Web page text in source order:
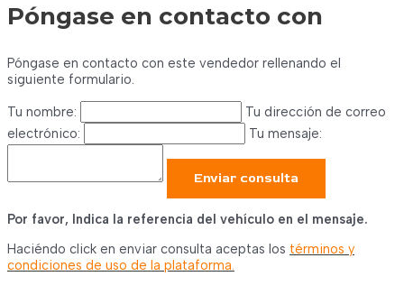
Póngase en contacto con
Póngase en contacto con este vendedor rellenando el
siguiente formulario.
Tu nombre:
Tu dirección de correo
electrónico:
Tu mensaje:
Enviar consulta
Por favor, Indica la referencia del vehículo en el mensaje.
Haciéndo click en enviar consulta aceptas los términos y
condiciones de uso de la plataforma.